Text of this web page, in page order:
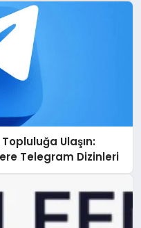
Ulaşın:
Telegram Dizinleri